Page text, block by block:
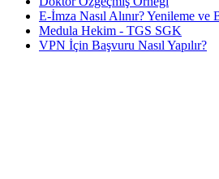
E-İmza Nasıl Alınır? Yenileme ve
Medula Hekim - TGS SGK
VPN İçin Başvuru Nasıl Yapılır?